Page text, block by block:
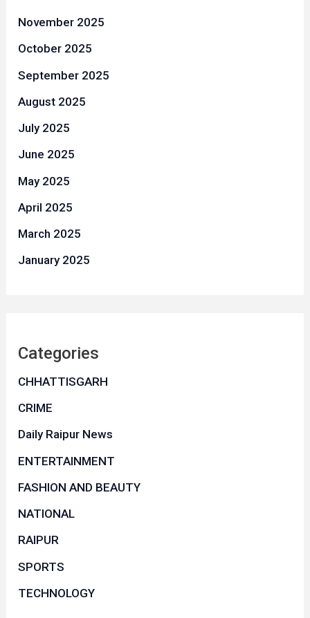
November 2025
October 2025
September 2025
August 2025
July 2025
June 2025
May 2025
April 2025
March 2025
January 2025
Categories
CHHATTISGARH
CRIME
Daily Raipur News
ENTERTAINMENT
FASHION AND BEAUTY
NATIONAL
RAIPUR
SPORTS
TECHNOLOGY